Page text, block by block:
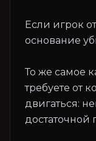
Если игрок
основание
То же самое
требуете от
двигаться:
достаточной